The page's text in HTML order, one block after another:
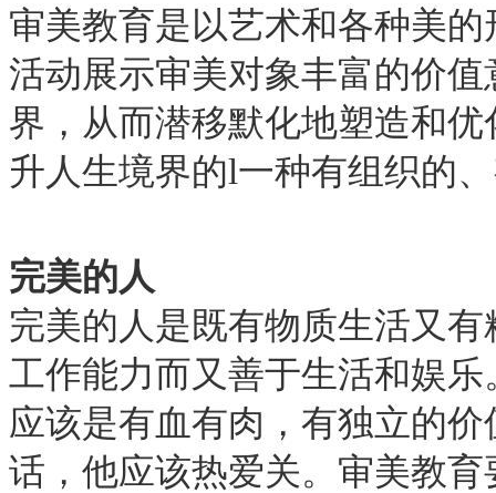
审美教育是以艺术和各种美
活动展示审美对象丰富的价
界，从而潜移默化地塑造和
升人生境界的l一种有组织的
完美的人
完美的人是既有物质生活又
工作能力而又善于生活和娱
应该是有血有肉，有独立的
话，他应该热爱关。审美教